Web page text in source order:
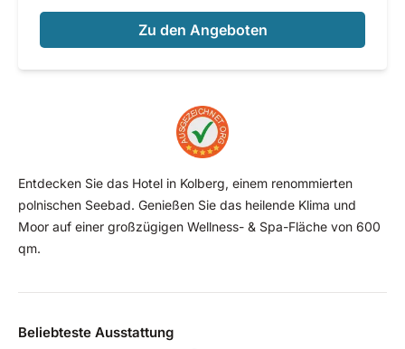
Zu den Angeboten
Entdecken Sie das Hotel in Kolberg, einem renommierten
polnischen Seebad. Genießen Sie das heilende Klima und
Moor auf einer großzügigen Wellness- & Spa-Fläche von 600
qm.
Beliebteste Ausstattung